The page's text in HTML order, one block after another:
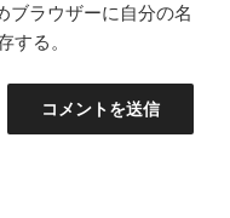
ブラウザーに自分の名
する。